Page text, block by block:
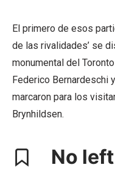
El primero de esos
de las rivalidades’ se
monumental del
Federico Bernardeschi
marcaron para los
Brynhildsen.
No